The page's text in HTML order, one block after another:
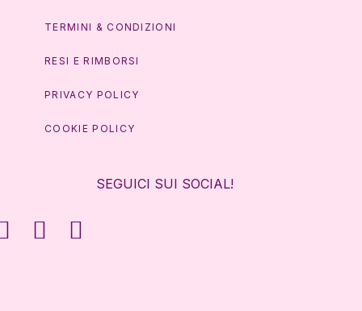
TERMINI & CONDIZIONI
RESI E RIMBORSI
PRIVACY POLICY
COOKIE POLICY
SEGUICI SUI SOCIAL!